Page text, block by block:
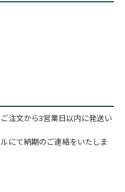
注文から3営業日以内に発送い
にて納期のご連絡をいたしま